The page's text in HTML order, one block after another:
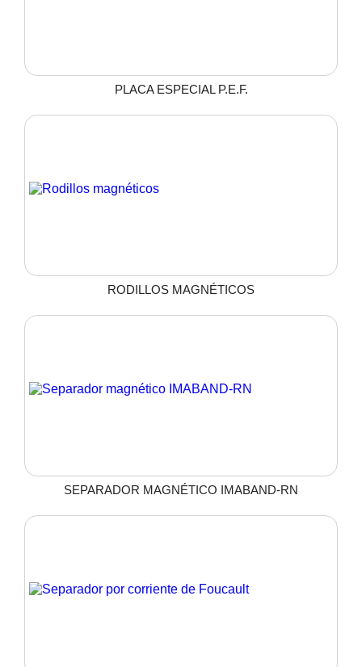
PLACA ESPECIAL P.E.F.
RODILLOS MAGNÉTICOS
SEPARADOR MAGNÉTICO IMABAND-RN